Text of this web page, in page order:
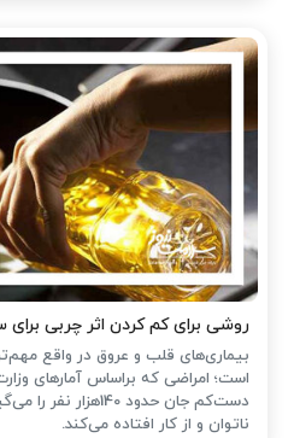
روشی برای کم کردن اثر چربی
بیماری‌های قلب و عروق در واقع
است؛ امراضی که براساس آمارهای
دست‌کم جان حدود
ناتوان و از کار افتاده می‌کند.